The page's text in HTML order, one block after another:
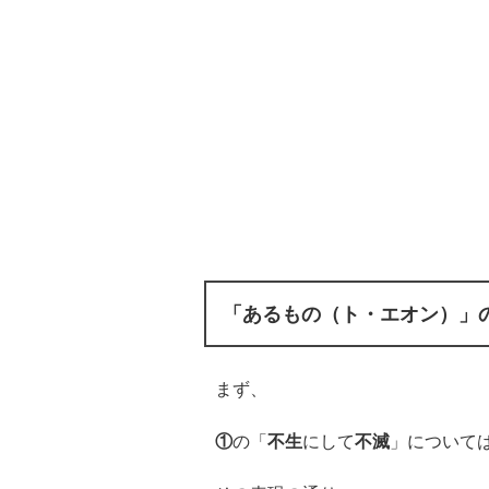
「あるもの（ト・エオン）」
まず、
①の「 不生にして不滅 」について